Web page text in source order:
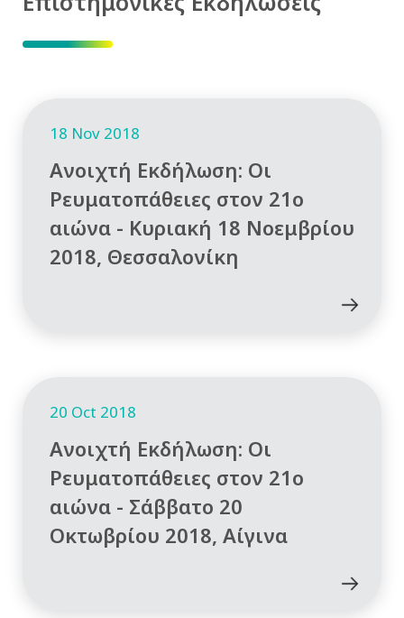
18 Nov 2018
Ανοιχτή Εκδήλωση: Οι
Ρευματοπάθειες στον 21ο
αιώνα - Κυριακή 18 Νοεμβρίου
2018, Θεσσαλονίκη
20 Oct 2018
Ανοιχτή Εκδήλωση: Οι
Ρευματοπάθειες στον 21ο
αιώνα - Σάββατο 20
Οκτωβρίου 2018, Αίγινα